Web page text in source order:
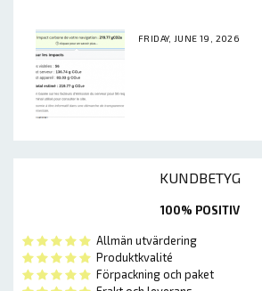
FRIDAY, JUNE 19, 2026
KUNDBETYG
100% POSITIV
Allmän utvärdering
Produktkvalité
Förpackning och paket